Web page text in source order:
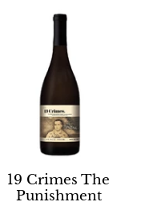
19 Crimes The
Punishment